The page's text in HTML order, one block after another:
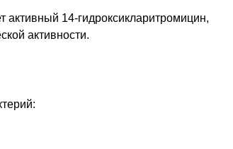
14-гидроксикларитромицин,
активности.